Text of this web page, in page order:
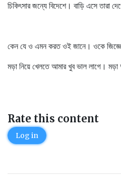
চিকিৎসার জন্যে বিদেশে। বাড়ি এসে তারা
কেন যে ও এমন করত ওই জানে। ওকে
মড়া নিয়ে খেলতে আমার খুব ভাল লাগে।
Rate this content
Log in